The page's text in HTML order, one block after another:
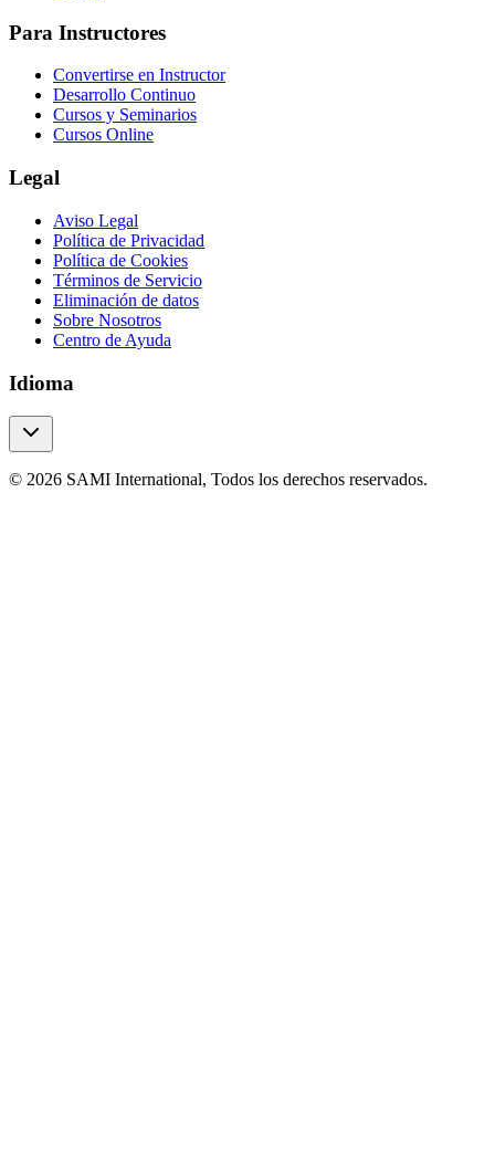
Para Instructores
Convertirse en Instructor
Desarrollo Continuo
Cursos y Seminarios
Cursos Online
Legal
Aviso Legal
Política de Privacidad
Política de Cookies
Términos de Servicio
Eliminación de datos
Sobre Nosotros
Centro de Ayuda
Idioma
© 2026 SAMI International, Todos los derechos reservados.